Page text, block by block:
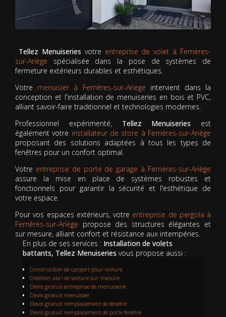
Tellez Menuiseries votre entreprise de volet à Ferrières-
sur-Ariège spécialisée dans la pose de systèmes de
fermeture extérieurs durables et esthétiques.
Votre menuisier à Ferrières-sur-Ariège intervient dans la
conception et l'installation de menuiseries en bois et PVC,
alliant savoir-faire traditionnel et technologies modernes.
Professionnel expérimenté, Tellez Menuiseries est
également votre installateur de store à Ferrières-sur-Ariège
proposant des solutions adaptées à tous les types de
fenêtres pour un confort optimal.
Votre entreprise de porte de garage à Ferrières-sur-Ariège
assure la mise en place de systèmes robustes et
fonctionnels pour garantir la sécurité et l'esthétique de
votre espace.
Pour vos espaces extérieurs, votre entreprise de pergola à
Ferrières-sur-Ariège propose des structures élégantes et
sur mesure, alliant confort et résistance aux intempéries.
En plus de ses services : Installation de volets
battants, Tellez Menuiseries vous propose aussi :
Construction de carport pour voiture
Création abri de voiture sur mesure
Devis gratuit entreprise de menuiserie
Devis gratuit menuisier
Devis gratuit remplacement de fenêtre
Devis gratuit remplacement de porte fenêtre